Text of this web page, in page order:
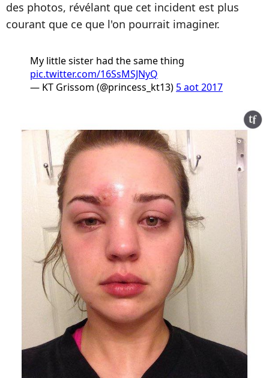
des photos, révélant que cet incident est plus
courant que ce que l'on pourrait imaginer.
My little sister had the same thing
pic.twitter.com/16SsMSJNyQ
— KT Grissom (@princess_kt13) 5 aot 2017